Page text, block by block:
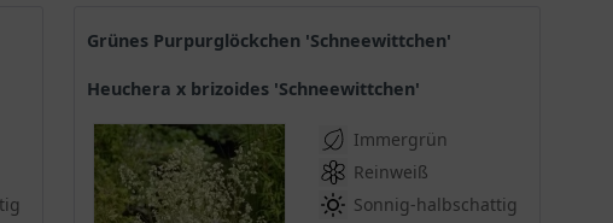
Grünes Purpurglöckchen 'Schneewittchen'
Heuchera x brizoides 'Schneewittchen'
Immergrün
Reinweiß
Sonnig-halbschattig